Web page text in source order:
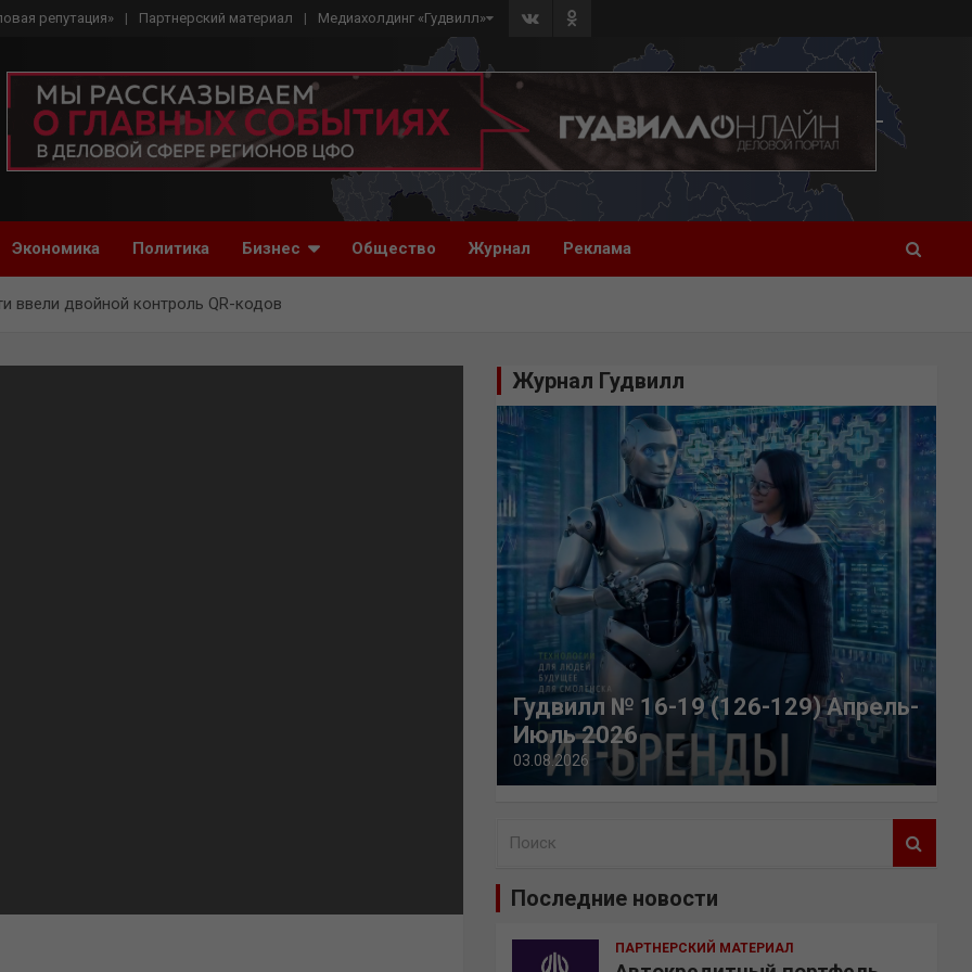
репутация» Партнерский материал Медиахолдинг «Гудвилл»
Экономика Политика Бизнес Общество Журнал Реклама
ввели двойной контроль QR-кодов
Журнал Гудвилл
Гудвилл № 16-19 (126-129) Апрель-
Июль 2026
03.08.2026
Последние новости
ПАРТНЕРСКИЙ МАТЕРИАЛ